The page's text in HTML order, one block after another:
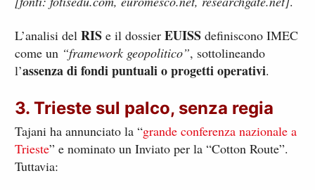
L’analisi delRIS e il dossierEUISS definiscono IMEC
come un “framework geopolitico”, sottolineando
l’assenza di fondi puntuali o progetti operativi.
3. Trieste sul palco, senza regia
Tajani ha annunciato la “grande conferenza nazionale a
Trieste” e nominato un Inviato per la “Cotton Route”.
Tuttavia: